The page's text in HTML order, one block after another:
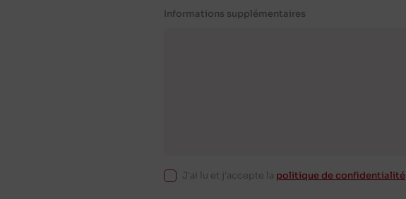
Informations supplémentaires
J'ai lu et j'accepte la politique de confidentialité